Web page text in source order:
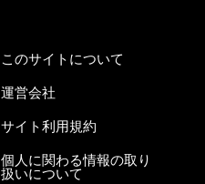
このサイトについて
運営会社
サイト利用規約
個人に関わる情報の取り
扱いについて